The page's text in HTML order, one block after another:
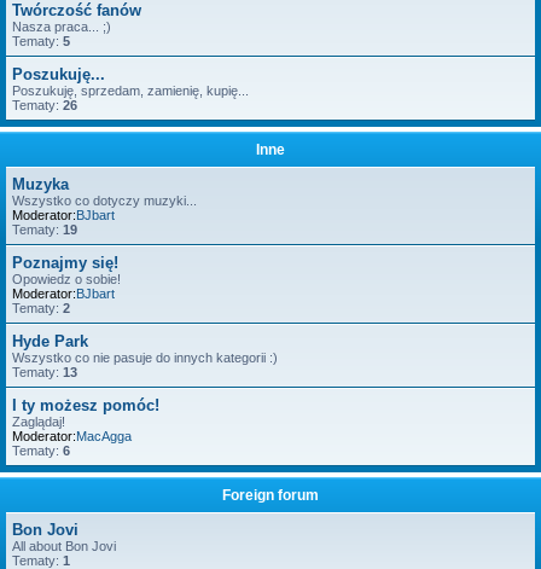
Twórczość fanów
Nasza praca... ;)
Tematy: 5
Poszukuję...
Poszukuję, sprzedam, zamienię, kupię...
Tematy: 26
Inne
Muzyka
Wszystko co dotyczy muzyki...
Moderator:BJbart
Tematy: 19
Poznajmy się!
Opowiedz o sobie!
Moderator:BJbart
Tematy: 2
Hyde Park
Wszystko co nie pasuje do innych kategorii :)
Tematy: 13
I ty możesz pomóc!
Zaglądaj!
Moderator:MacAgga
Tematy: 6
Foreign forum
Bon Jovi
All about Bon Jovi
Tematy: 1